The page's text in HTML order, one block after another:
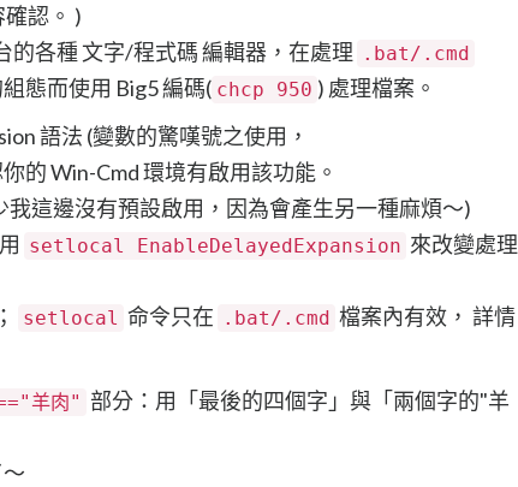
認。 )
的各種 文字/程式碼 編輯器，在處理 .bat/.cmd
態而使用 Big5 編碼( chcp 950 ) 處理檔案。
語法 (變數的驚嘆號之使用，
的 Win-Cmd 環境有啟用該功能。
這邊沒有預設啟用，因為會產生另一種麻煩～)
setlocal EnableDelayedExpansion 來改變處理
setlocal 命令只在 .bat/.cmd 檔案內有效， 詳情
羊肉" 部分：用「最後的四個字」與「兩個字的"羊